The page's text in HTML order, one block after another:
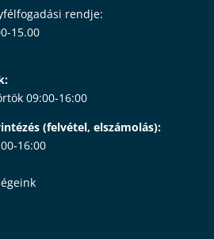
rendje:
15.00
09:00-16:00
(felvétel, elszámolás):
16:00